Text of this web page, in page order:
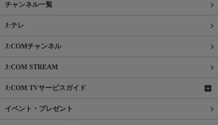
チャンネル一覧
J:テレ
J:COMチャンネル
J:COM STREAM
J:COM TVサービスガイド
イベント・プレゼント